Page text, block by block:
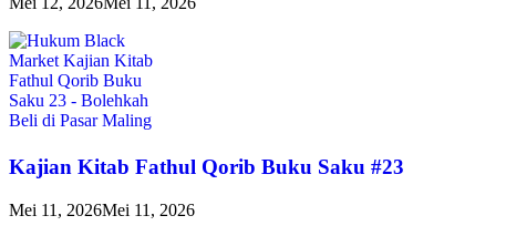
Kajian Kitab Fathul Qorib Buku Saku #23
Mei 11, 2026Mei 11, 2026